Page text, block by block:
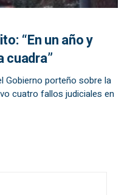
“En un año y
cuadra”
Gobierno porteño sobre la
cuatro fallos judiciales en